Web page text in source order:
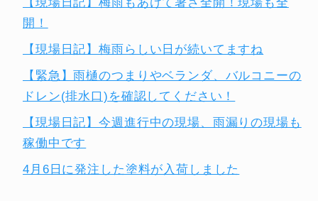
開！
【現場日記】梅雨らしい日が続いてますね
【緊急】雨樋のつまりやベランダ、バルコニーの
ドレン(排水口)を確認してください！
【現場日記】今週進行中の現場、雨漏りの現場も
稼働中です
4月6日に発注した塗料が入荷しました